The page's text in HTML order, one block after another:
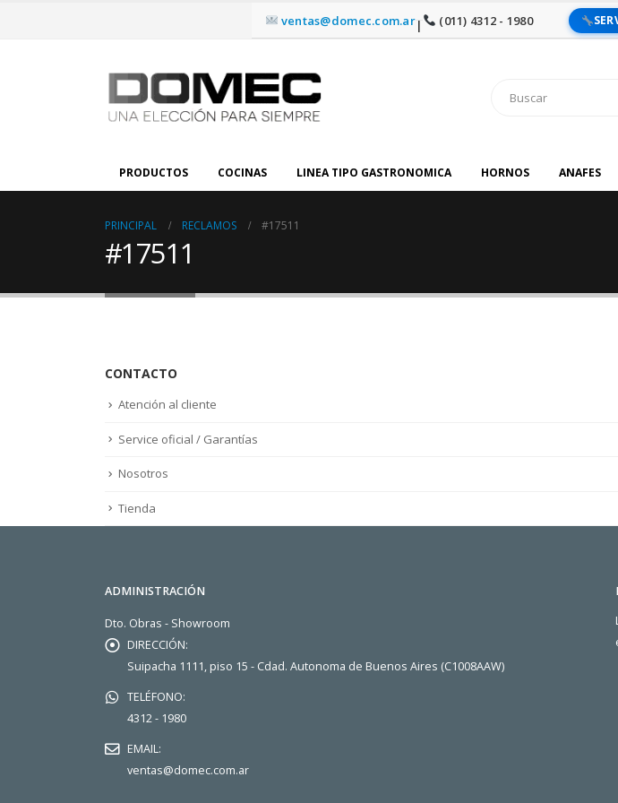
ventas@domec.com.ar| (011) 4312 - 1980
PRODUCTOS COCINAS LINEA TIPO GASTRONOMICA HORNOS ANAFES
PRINCIPAL RECLAMOS #17511
#17511
CONTACTO
Atención al cliente
Service oficial / Garantías
Nosotros
Tienda
ADMINISTRACIÓN
Dto. Obras - Showroom
DIRECCIÓN:
Suipacha 1111, piso 15 - Cdad. Autonoma de Buenos Aires (C1008AAW)
TELÉFONO:
4312 - 1980
EMAIL:
ventas@domec.com.ar